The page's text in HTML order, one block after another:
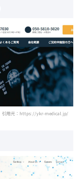
引用元：https://ykr-medical.jp/